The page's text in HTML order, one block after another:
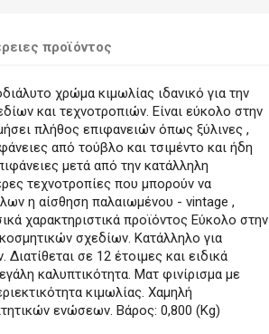
προϊόντος
χρώμα κιμωλίας ιδανικό για την
και τεχνοτροπιών. Είναι εύκολο στην
πλήθος επιφανειών όπως ξύλινες ,
από τούβλο και τσιμέντο και ήδη
μετά από την κατάλληλη
τεχνοτροπίες που μπορούν να
η αίσθηση παλαιωμένου - vintage ,
χαρακτηριστικά προϊόντος Εύκολο στην
σχεδίων. Κατάλληλο για
σε 12 έτοιμες και ειδικά
καλυπτικότητα. Ματ φινίρισμα με
κιμωλίας. Χαμηλή
ενώσεων. Βάρος: 0,800 (Kg)